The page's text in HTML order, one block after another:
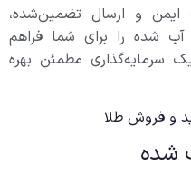
و ارسال تضمین‌شده،
آب شده را برای شما فراهم
سرمایه‌گذاری مطمئن بهره
و فروش طلا
شده